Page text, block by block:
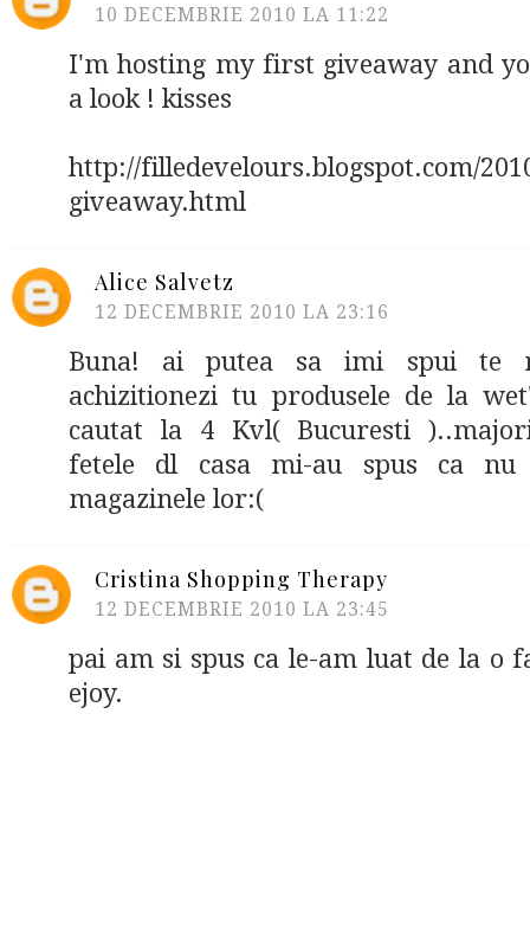
10 DECEMBRIE 2010 LA 11:22
I'm hosting my first giveaway and
a look ! kisses
http://filledevelours.blogspot.com/
giveaway.html
Alice Salvetz
12 DECEMBRIE 2010 LA 23:16
Buna! ai putea sa imi spui te
achizitionezi tu produsele de la
cautat la 4 Kvl( Bucuresti
fetele dl casa mi-au spus ca
magazinele lor:(
Cristina Shopping Therapy
12 DECEMBRIE 2010 LA 23:45
pai am si spus ca le-am luat de la o
ejoy.